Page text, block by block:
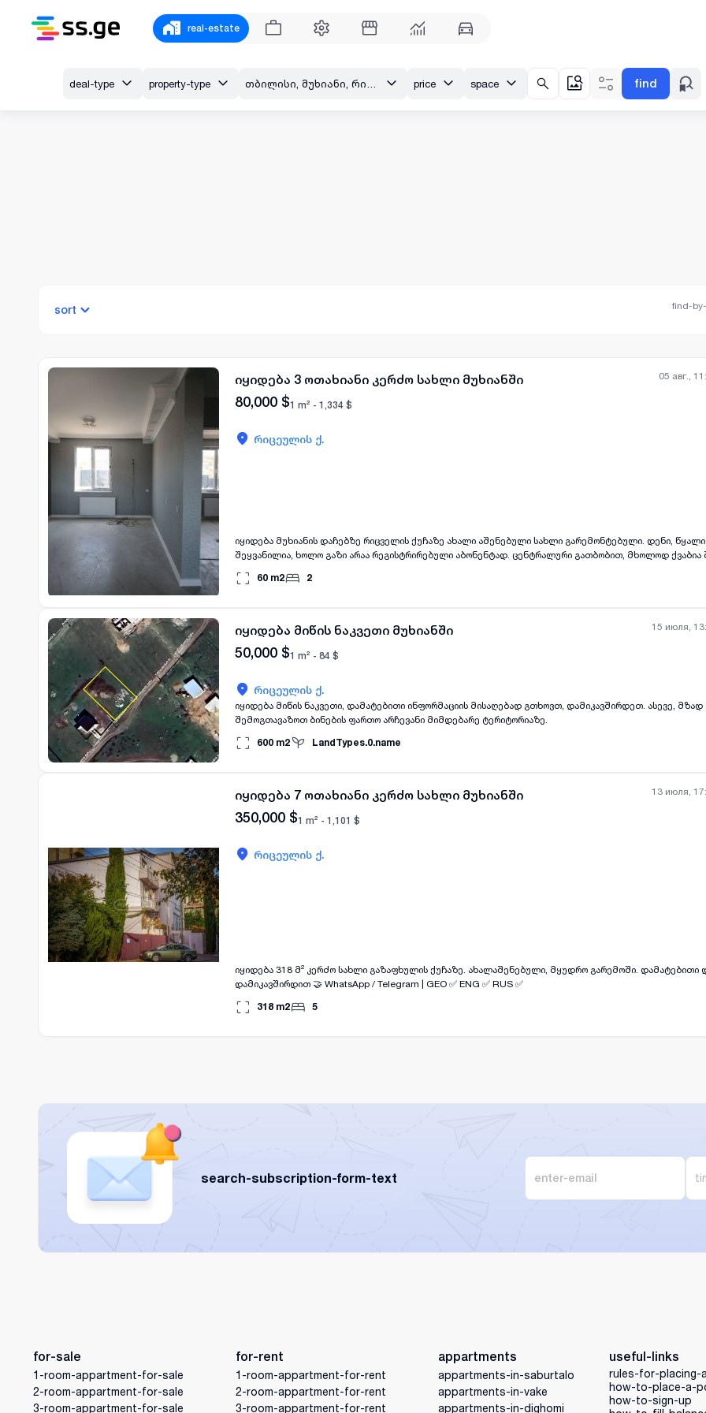
real-estate
deal-type property-type price space find
sort find-
05 авг.,
იყიდება 3 ოთახიანი კერძო სახლი მუხიანში
80,000 $1 m² - 1,334 $
რიცეულის ქ.
იყიდება მუხიანის დაჩებზე რიცველის ქუჩაზე ახალი აშენებული სახლი გარემონტებული. დენი,
შეყვანილია, ხოლო გაზი არაა რეგისტრირებული აბონენტად. ცენტრალური გათბობით, მხოლოდ ქვაბია
მისაღები სტუდიოს ტიპის, ყველა ოთახი ფანჯრიანია. სახლი მაღალ ბელეტაჟზეა, ოთხი კიბით
დასასრულებელია ფასადი და ჭიშკარი.
60 m2 2
15 июля,
იყიდება მიწის ნაკვეთი მუხიანში
50,000 $1 m² - 84 $
რიცეულის ქ.
იყიდება მიწის ნაკვეთი, დამატებითი ინფორმაციის მისაღებად გთხოვთ, დამიკავშირდეთ. ასევე, მზად
შემოგთავაზოთ ბინების ფართო არჩევანი მიმდებარე ტერიტორიაზე.
600 m2 LandTypes.0.name
13 июля,
იყიდება 7 ოთახიანი კერძო სახლი მუხიანში
350,000 $1 m² - 1,101 $
რიცეულის ქ.
იყიდება 318 მ² კერძო სახლი გაზაფხულის ქუჩაზე. ახალაშენებული, მყუდრო გარემოში. დამატებითი დეტალებისთვის
დამიკავშირდით 🤝 WhatsApp / Telegram | GEO ✅ ENG ✅ RUS ✅
318 m2 5
search-subscription-form-text
for-sale
1-room-appartment-for-sale
2-room-appartment-for-sale
3-room-appartment-for-sale
for-rent
1-room-appartment-for-rent
2-room-appartment-for-rent
3-room-appartment-for-rent
appartments
appartments-in-saburtalo
appartments-in-vake
appartments-in-dighomi
useful-links
rules-for-placing-
how-to-place-a-
how-to-sign-up